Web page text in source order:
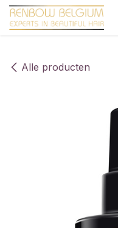
Overslaan naar inhoud
Alle producten